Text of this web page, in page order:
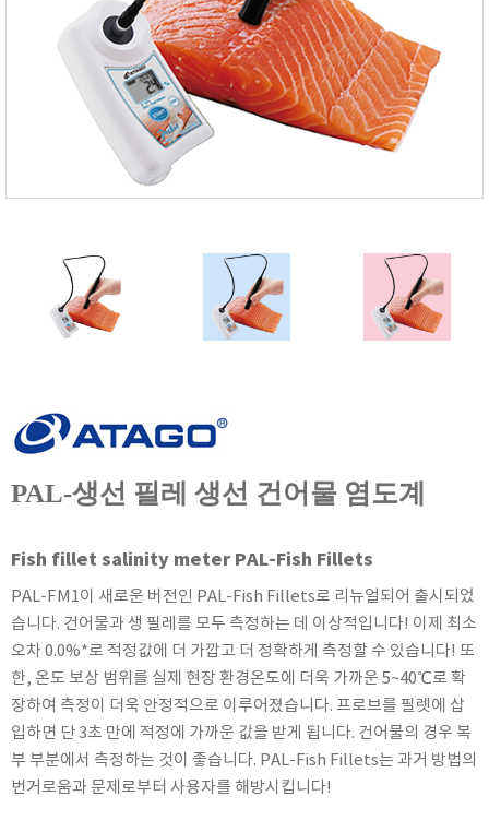
e-Plus Innovation
ENGLO
EXCEL
FISCHER
Global Water(GWI)
GREISINGER
HEIDON
IMV
INFICON
INSMARK
JFE Advantech
KETT
KORNO
KYORITSU
Martens (GHM Group)
MEIJI TECHNO
Milwaukee Instruments
PAL-생선 필레 생선 건어물 염도계
Fish fillet salinity meter PAL-Fish Fillets
PAL-FM1이 새로운 버전인 PAL-Fish Fillets로 리뉴얼되어 출시되었
습니다. 건어물과 생 필레를 모두 측정하는 데 이상적입니다! 이제 최소
오차 0.0%*로 적정값에 더 가깝고 더 정확하게 측정할 수 있습니다! 또
한, 온도 보상 범위를 실제 현장 환경온도에 더욱 가까운 5~40℃로 확
장하여 측정이 더욱 안정적으로 이루어졌습니다. 프로브를 필렛에 삽
입하면 단 3초 만에 적정에 가까운 값을 받게 됩니다. 건어물의 경우 복
부 부분에서 측정하는 것이 좋습니다. PAL-Fish Fillets는 과거 방법의
번거로움과 문제로부터 사용자를 해방시킵니다!